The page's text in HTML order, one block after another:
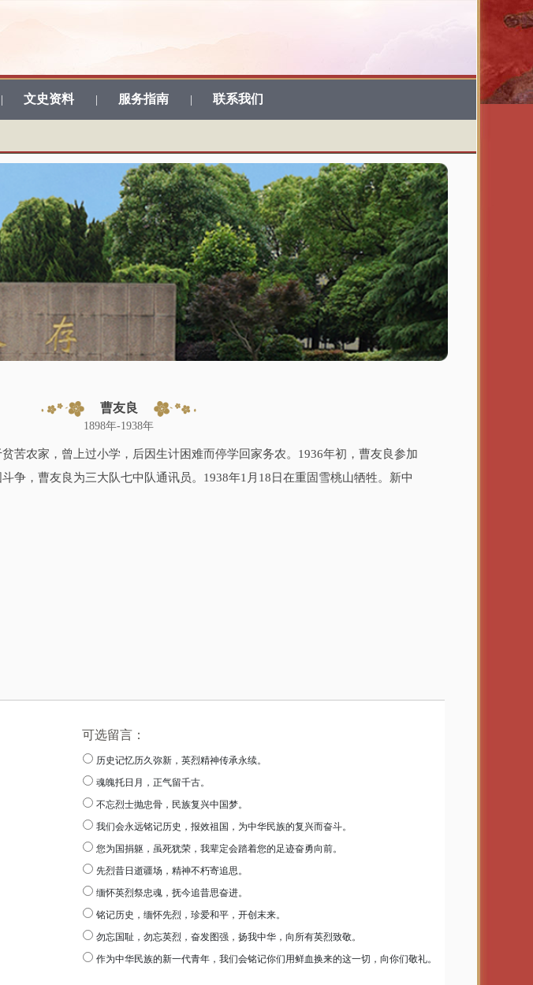
| 文史资料 | 服务指南 | 联系我们
曹友良
1898年-1938年
苦农家，曾上过小学，后因生计困难而停学回家务农。1936年初，曹友良参加
争，曹友良为三大队七中队通讯员。1938年1月18日在重固雪桃山牺牲。新中